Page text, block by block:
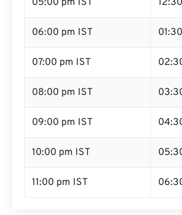
05:00 pm IST
06:00 pm IST
07:00 pm IST
08:00 pm IST
09:00 pm IST
10:00 pm IST
11:00 pm IST